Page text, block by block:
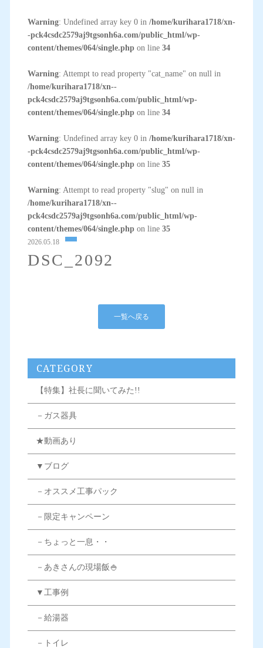
Warning: Undefined array key 0 in /home/kurihara1718/xn-
-pck4csdc2579aj9tgsonh6a.com/public_html/wp-
content/themes/064/single.phpon line 34
Warning: Attempt to read property "cat_name" on null in
/home/kurihara1718/xn--
pck4csdc2579aj9tgsonh6a.com/public_html/wp-
content/themes/064/single.phpon line 34
Warning: Undefined array key 0 in /home/kurihara1718/xn-
-pck4csdc2579aj9tgsonh6a.com/public_html/wp-
content/themes/064/single.phpon line 35
Warning: Attempt to read property "slug" on null in
/home/kurihara1718/xn--
pck4csdc2579aj9tgsonh6a.com/public_html/wp-
content/themes/064/single.phpon line 35
2026.05.18
DSC_2092
一覧へ戻る
CATEGORY
【特集】社長に聞いてみた!!
－ガス器具
★動画あり
▼ブログ
－オススメ工事パック
－限定キャンペーン
－ちょっと一息・・
－あきさんの現場飯🍚
▼工事例
－給湯器
－トイレ